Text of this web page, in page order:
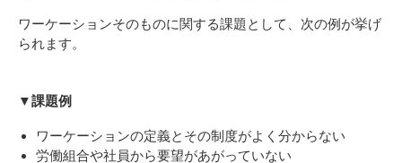
ワーケーションそのものに関する課題として、次の例が挙げ
られます。
▼課題例
ワーケーションの定義とその制度がよく分からない
労働組合や社員から要望があがっていない